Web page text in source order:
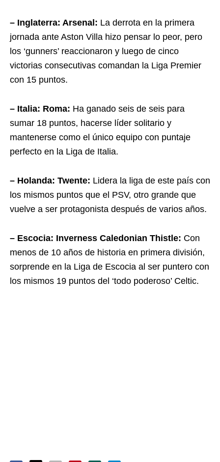
– Inglaterra: Arsenal: La derrota en la primera
jornada ante Aston Villa hizo pensar lo peor, pero
los ‘gunners’ reaccionaron y luego de cinco
victorias consecutivas comandan la Liga Premier
con 15 puntos.
– Italia: Roma: Ha ganado seis de seis para
sumar 18 puntos, hacerse líder solitario y
mantenerse como el único equipo con puntaje
perfecto en la Liga de Italia.
– Holanda: Twente: Lidera la liga de este país con
los mismos puntos que el PSV, otro grande que
vuelve a ser protagonista después de varios años.
– Escocia: Inverness Caledonian Thistle: Con
menos de 10 años de historia en primera división,
sorprende en la Liga de Escocia al ser puntero con
los mismos 19 puntos del ‘todo poderoso’ Celtic.